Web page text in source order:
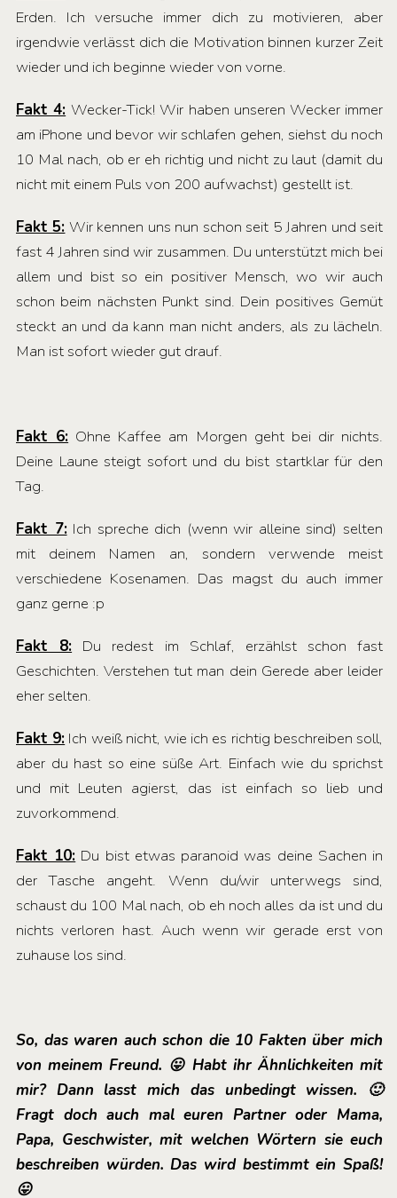
Erden. Ich versuche immer dich zu motivieren, aber
irgendwie verlässt dich die Motivation binnen kurzer Zeit
wieder und ich beginne wieder von vorne.
Fakt 4: Wecker-Tick! Wir haben unseren Wecker immer
am iPhone und bevor wir schlafen gehen, siehst du noch
10 Mal nach, ob er eh richtig und nicht zu laut (damit du
nicht mit einem Puls von 200 aufwachst) gestellt ist.
Fakt 5: Wir kennen uns nun schon seit 5 Jahren und seit
fast 4 Jahren sind wir zusammen. Du unterstützt mich bei
allem und bist so ein positiver Mensch, wo wir auch
schon beim nächsten Punkt sind. Dein positives Gemüt
steckt an und da kann man nicht anders, als zu lächeln.
Man ist sofort wieder gut drauf.
Fakt 6: Ohne Kaffee am Morgen geht bei dir nichts.
Deine Laune steigt sofort und du bist startklar für den
Tag.
Fakt 7:Ich spreche dich (wenn wir alleine sind) selten
mit deinem Namen an, sondern verwende meist
verschiedene Kosenamen. Das magst du auch immer
ganz gerne :p
Fakt 8: Du redest im Schlaf, erzählst schon fast
Geschichten. Verstehen tut man dein Gerede aber leider
eher selten.
Fakt 9: Ich weiß nicht, wie ich es richtig beschreiben soll,
aber du hast so eine süße Art. Einfach wie du sprichst
und mit Leuten agierst, das ist einfach so lieb und
zuvorkommend.
Fakt 10: Du bist etwas paranoid was deine Sachen in
der Tasche angeht. Wenn du/wir unterwegs sind,
schaust du 100 Mal nach, ob eh noch alles da ist und du
nichts verloren hast. Auch wenn wir gerade erst von
zuhause los sind.
So, das waren auch schon die 10 Fakten über mich
von meinem Freund. 😛 Habt ihr Ähnlichkeiten mit
mir? Dann lasst mich das unbedingt wissen. 🙂
Fragt doch auch mal euren Partner oder Mama,
Papa, Geschwister, mit welchen Wörtern sie euch
beschreiben würden. Das wird bestimmt ein Spaß!
😛